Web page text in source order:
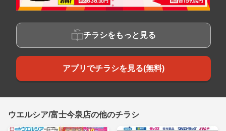
チラシをもっと見る
アプリでチラシを見る(無料)
ウエルシア/富士今泉店の他のチラシ